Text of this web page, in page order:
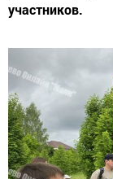
участников.